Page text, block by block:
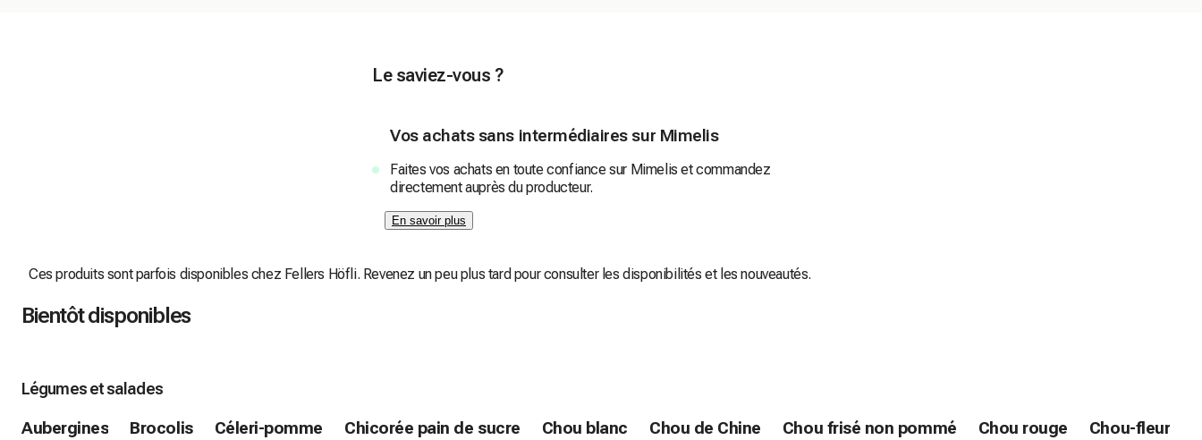
Le saviez-vous ?
Vos achats sans intermédiaires sur Mimelis
Faites vos achats en toute confiance sur Mimelis et commandez
directement auprès du producteur.
En savoir plus
Ces produits sont parfois disponibles chez Fellers Höfli. Revenez un peu plus tard pour consulter les disponibilités et les nouveautés.
Bientôt disponibles
Légumes et salades
Aubergines Brocolis Céleri-pomme Chicorée pain de sucre Chou blanc Chou de Chine Chou frisé non pommé Chou rouge Chou-fleur